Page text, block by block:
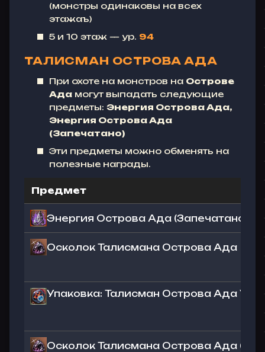
(монстры одинаковы на всех
этажаъ)
5 и 10 этаж — ур. 94
ТАЛИСМАН ОСТРОВА АДА
При охоте на монстров на Острове
Ада могут выпадать следующие
предметы: Энергия Острова Ада,
Энергия Острова Ада
(Запечатано)
Эти предметы можно обменять на
полезные награды.
Предмет
Энергия Острова Ада (Запечатано) - 1
Осколок Талисмана Острова Ада
Упаковка: Талисман Острова Ада Ур.
Осколок Талисмана Острова Ада